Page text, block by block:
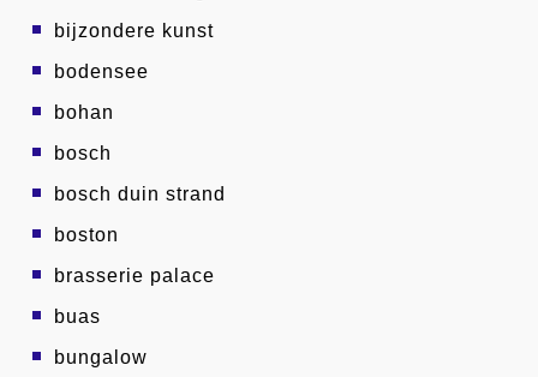
bijzondere kunst
bodensee
bohan
bosch
bosch duin strand
boston
brasserie palace
buas
bungalow